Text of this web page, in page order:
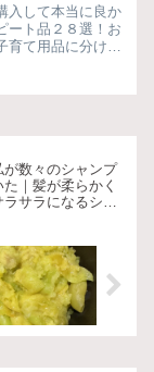
入して本当に良か
ート品２８選！お
て用品に分けて
が数々のシャンプ
｜髪が柔らかく
サラになるシャ